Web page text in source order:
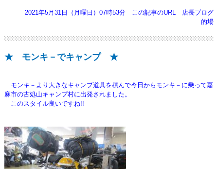
2021年5月31日（月曜日）07時53分 この記事のURL
店長ブログ
的場
★ モンキ－でキャンプ ★
モンキ－より大きなキャンプ道具を積んで今日からモンキ－に乗って嘉
麻市の古処山キャンプ村に出発されました。
このスタイル良いですね!!